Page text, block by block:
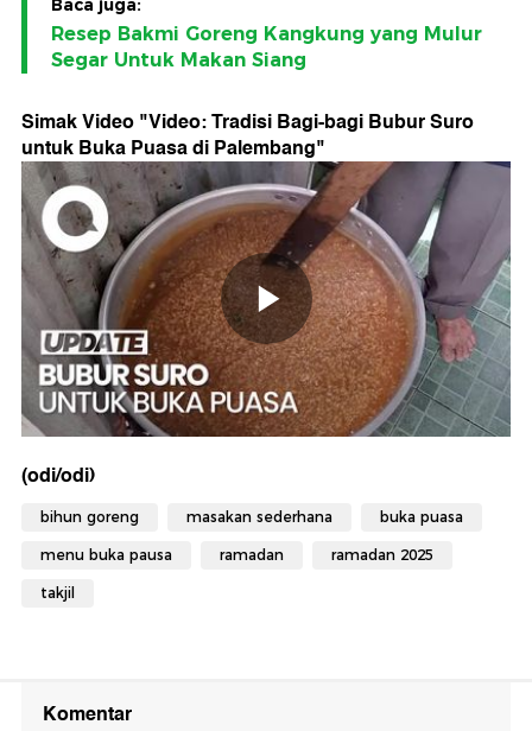
Baca juga:
Resep Bakmi Goreng Kangkung yang Mulur
Segar Untuk Makan Siang
Simak Video "Video: Tradisi Bagi-bagi Bubur Suro
untuk Buka Puasa di Palembang"
(odi/odi)
bihun goreng masakan sederhana buka puasa
menu buka pausa ramadan ramadan 2025
takjil
Komentar